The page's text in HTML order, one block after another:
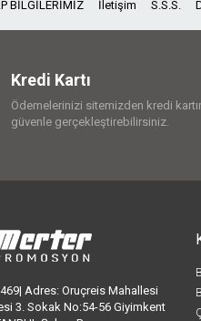
BİLGİLERİMİZ İletişim S.S.S.
Kredi Kartı
Ödemelerinizi sitemizden kredi
güvenle gerçekleştirebilirsiniz.
Adres: Oruçreis Mahallesi
3. Sokak No:54-56 Giyimkent